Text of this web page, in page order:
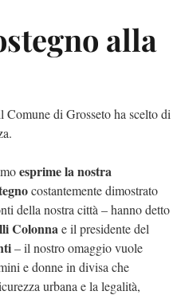
alla
Comune di Grosseto ha scelto di
esprime la nostra
costantemente dimostrato
della nostra città – hanno detto
Colonnae il presidente del
– il nostro omaggio vuole
e donne in divisa che
urbana e la legalità,